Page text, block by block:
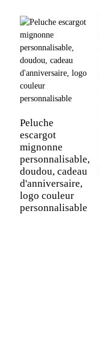
Peluche
escargot
mignonne
personnalisable,
doudou, cadeau
d'anniversaire,
logo couleur
personnalisable